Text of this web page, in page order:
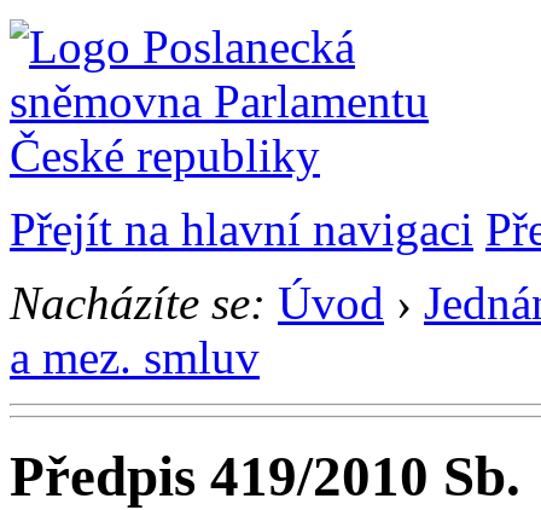
Přejít na hlavní navigaci
Nacházíte se: Úvod ›
a mez. smluv
Předpis 419/2010 Sb.